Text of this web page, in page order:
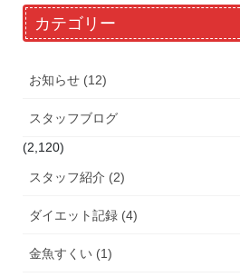
カテゴリー
お知らせ (12)
スタッフブログ
(2,120)
スタッフ紹介 (2)
ダイエット記録 (4)
金魚すくい (1)